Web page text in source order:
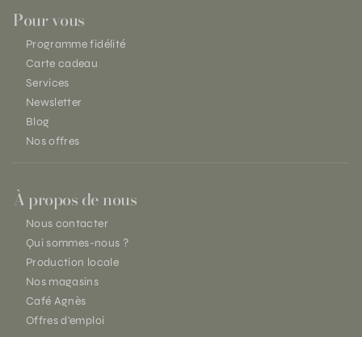
Pour vous
Programme fidélité
Carte cadeau
Services
Newsletter
Blog
Nos offres
À propos de nous
Nous contacter
Qui sommes-nous ?
Production locale
Nos magasins
Café Agnès
Offres d'emploi